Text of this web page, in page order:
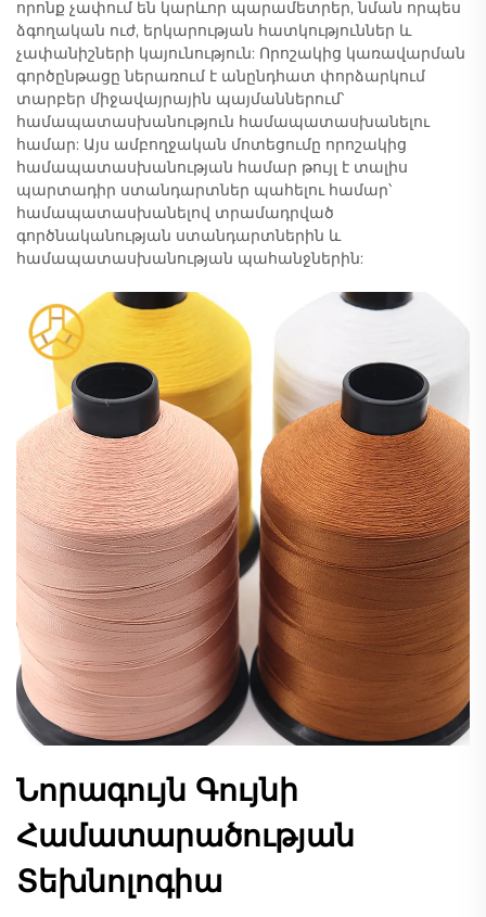
որոնք չափում են կարևոր պարամետրեր, նման որպես
ձգողական ուժ, երկարության հատկություններ և
չափանիշների կայունություն: Որոշակից կառավարման
գործընթացը ներառում է անընդհատ փորձարկում
տարբեր միջավայրային պայմաններում՝
համապատասխանություն համապատասխանելու
համար: Այս ամբողջական մոտեցումը որոշակից
համապատասխանության համար թույլ է տալիս
պարտադիր ստանդարտներ պահելու համար՝
համապատասխանելով տրամադրված
գործնականության ստանդարտներին և
համապատասխանության պահանջներին:
Նորագույն Գույնի
Համատարածության
Տեխնոլոգիա